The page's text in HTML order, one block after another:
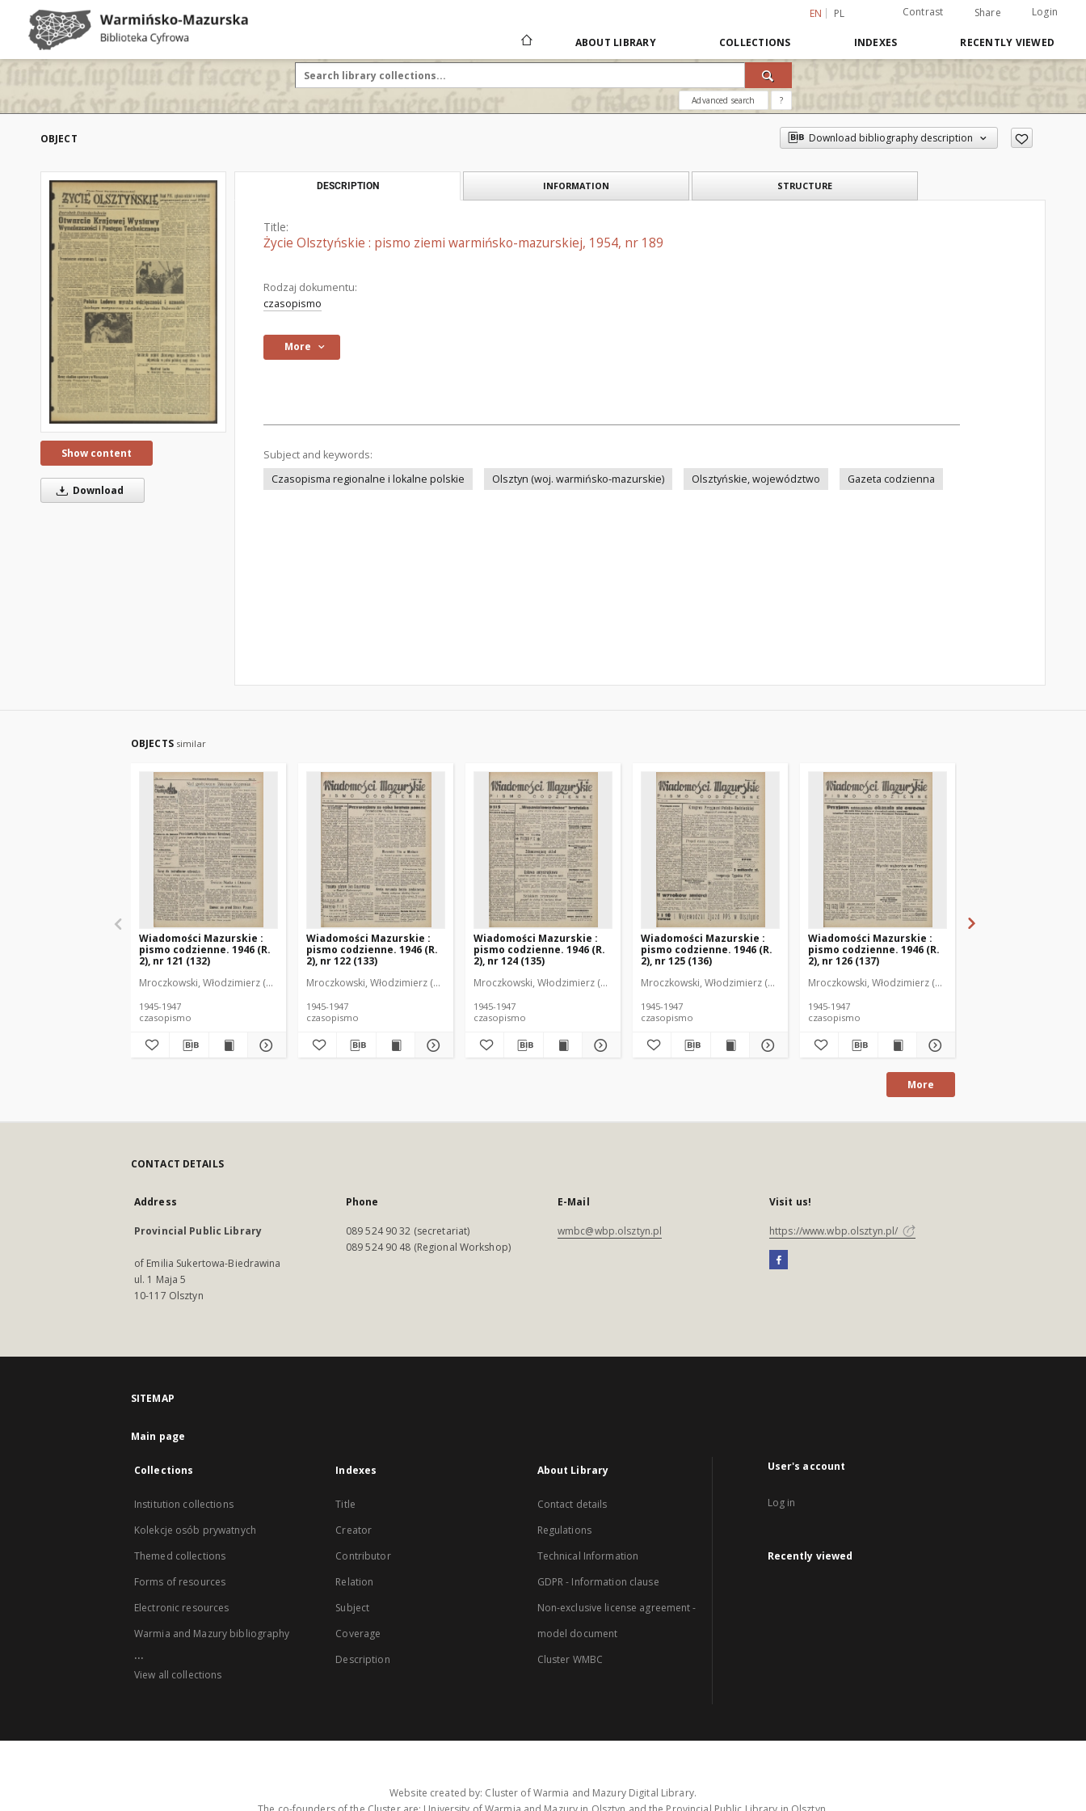
EN PL Contrast Share Login
ABOUT LIBRARY COLLECTIONS INDEXES RECENTLY VIEWED
Advanced search ?
OBJECT Download bibliography description
Show content
Download
DESCRIPTION INFORMATION STRUCTURE
Title:
Życie Olsztyńskie : pismo ziemi warmińsko-mazurskiej, 1954, nr 189
Rodzaj dokumentu:
czasopismo
More
Subject and keywords:
Czasopisma regionalne i lokalne polskie
Olsztyn (woj. warmińsko-mazurskie) Olsztyńskie, województwo Gazeta codzienna
OBJECTS similar
Wiadomości Mazurskie :
pismo codzienne. 1946 (R.
2), nr 121 (132)
Mroczkowski, Włodzimierz (1902-1971). Redaktor
1945-1947
czasopismo
Wiadomości Mazurskie :
pismo codzienne. 1946 (R.
2), nr 122 (133)
Mroczkowski, Włodzimierz (1902-1971). Redaktor
1945-1947
czasopismo
Wiadomości Mazurskie :
pismo codzienne. 1946 (R.
2), nr 124 (135)
Mroczkowski, Włodzimierz (1902-1971). Redaktor
1945-1947
czasopismo
Wiadomości Mazurskie :
pismo codzienne. 1946 (R.
2), nr 125 (136)
Mroczkowski, Włodzimierz (1902-1971). Redaktor
1945-1947
czasopismo
Wiadomości Mazurskie :
pismo codzienne. 1946 (R.
2), nr 126 (137)
Mroczkowski, Włodzimierz (1902-1971). Redaktor
1945-1947
czasopismo
More
CONTACT DETAILS
Address
Provincial Public Library
of Emilia Sukertowa-Biedrawina
ul. 1 Maja 5
10-117 Olsztyn
Phone
089 524 90 32 (secretariat)
089 524 90 48 (Regional Workshop)
E-Mail
wmbc@wbp.olsztyn.pl
Visit us!
https://www.wbp.olsztyn.pl/
SITEMAP
Main page
Collections
Institution collections
Kolekcje osób prywatnych
Themed collections
Forms of resources
Electronic resources
Warmia and Mazury bibliography
...
View all collections
Indexes
Title
Creator
Contributor
Relation
Subject
Coverage
Description
About Library
Contact details
Regulations
Technical Information
GDPR - Information clause
Non-exclusive license agreement -
model document
Cluster WMBC
User's account
Log in
Recently viewed
Website created by: Cluster of Warmia and Mazury Digital Library.